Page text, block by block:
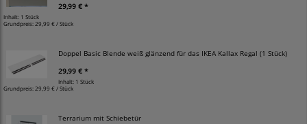
29,99 € *
Inhalt: 1 Stück
Grundpreis: 29,99 € / Stück
Doppel Basic Blende weiß glänzend für das IKEA Kallax Regal (1 Stück)
29,99 € *
Inhalt: 1 Stück
Grundpreis: 29,99 € / Stück
Terrarium mit Schiebetür